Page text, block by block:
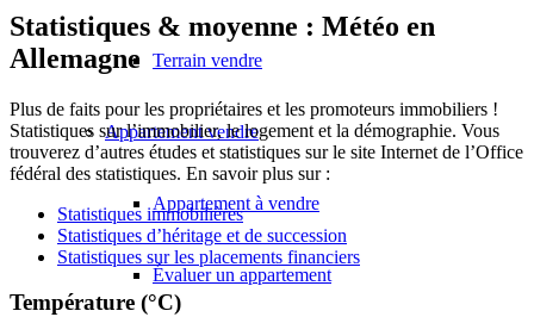
Terrain vendre
Appartementvendre
Appartement à vendre
Évaluer un appartement
Statistiques & moyenne : Météo en
Allemagne
Plus de faits pour les propriétaires et les promoteurs immobiliers !
Statistiques sur l’immobilier, le logement et la démographie. Vous
trouverez d’autres études et statistiques sur le site Internet de l’Office
fédéral des statistiques. En savoir plus sur :
Statistiques immobilières
Statistiques d’héritage et de succession
Statistiques sur les placements financiers
Température (°C)